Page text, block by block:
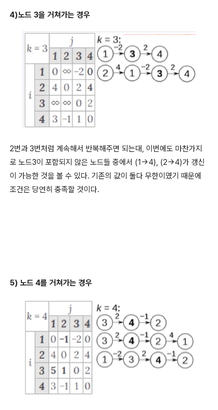
4)노드 3을 거쳐가는 경우
2번과 3번처럼 계속해서 반복해주면 되는대, 이번에도 마찬가지
로 노드3이 포함되지 않은 노드들 중에서 (1→4), (2→4)가 갱신
이 가능한 것을 볼 수 있다. 기존의 값이 둘다 무한이였기 때문에
조건은 당연히 충족할 것이다.
5) 노드 4를 거쳐가는 경우